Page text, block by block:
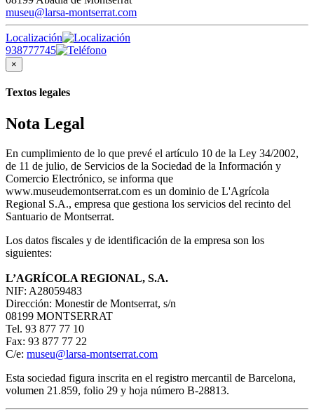
museu@larsa-montserrat.com
Localización
938777745
×
Textos legales
Nota Legal
En cumplimiento de lo que prevé el artículo 10 de la Ley 34/2002,
de 11 de julio, de Servicios de la Sociedad de la Información y
Comercio Electrónico, se informa que
www.museudemontserrat.com es un dominio de L'Agrícola
Regional S.A., empresa que gestiona los servicios del recinto del
Santuario de Montserrat.
Los datos fiscales y de identificación de la empresa son los
siguientes:
L’AGRÍCOLA REGIONAL, S.A.
NIF: A28059483
Dirección: Monestir de Montserrat, s/n
08199 MONTSERRAT
Tel. 93 877 77 10
Fax: 93 877 77 22
C/e: museu@larsa-montserrat.com
Esta sociedad figura inscrita en el registro mercantil de Barcelona,
volumen 21.859, folio 29 y hoja número B-28813.